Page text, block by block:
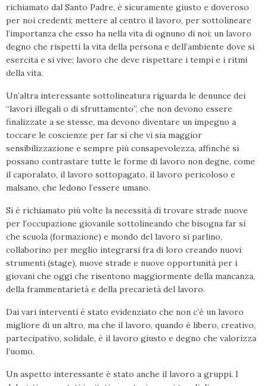
richiamato dal Santo Padre, è sicuramente giusto e doveroso
per noi credenti; mettere al centro il lavoro, per sottolineare
l’importanza che esso ha nella vita di ognuno di noi; un lavoro
degno che rispetti la vita della persona e dell’ambiente dove si
esercita e si vive; lavoro che deve rispettare i tempi e i ritmi
della vita.
Un’altra interessante sottolineatura riguarda le denunce dei
“lavori illegali o di sfruttamento”, che non devono essere
finalizzate a se stesse, ma devono diventare un impegno a
toccare le coscienze per far sì che vi sia maggior
sensibilizzazione e sempre più consapevolezza, affinché si
possano contrastare tutte le forme di lavoro non degne, come
il caporalato, il lavoro sottopagato, il lavoro pericoloso e
malsano, che ledono l’essere umano.
Si è richiamato più volte la necessità di trovare strade nuove
per l’occupazione giovanile sottolineando che bisogna far sì
che scuola (formazione) e mondo del lavoro si parlino,
collaborino per meglio integrarsi fra di loro creando nuovi
strumenti (stage), nuove strade e nuove opportunità per i
giovani che oggi che risentono maggiormente della mancanza,
della frammentarietà e della precarietà del lavoro.
Dai vari interventi è stato evidenziato che non c’è un lavoro
migliore di un altro, ma che il lavoro, quando è libero, creativo,
partecipativo, solidale, è il lavoro giusto e degno che valorizza
l’uomo.
Un aspetto interessante è stato anche il lavoro a gruppi. I